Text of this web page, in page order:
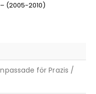
(2005-2010)
för Prazis /